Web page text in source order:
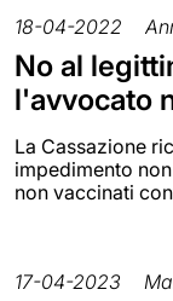
18-04-2022
No al
l'avvocato
La Cassazione
impedimento
non vaccinati
17-04-2023